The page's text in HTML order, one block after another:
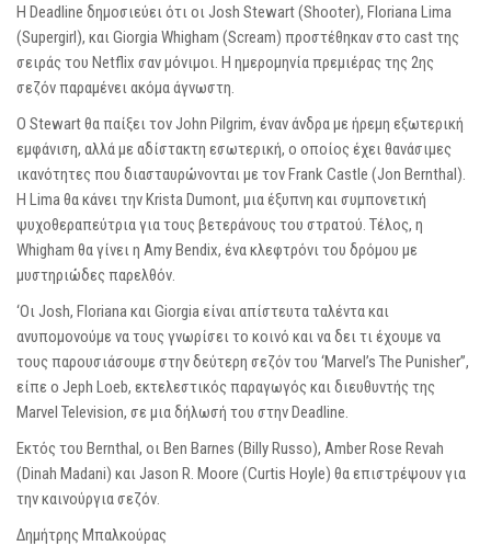
Η Deadline δημοσιεύει ότι οι Josh Stewart (Shooter), Floriana Lima
(Supergirl), και Giorgia Whigham (Scream) προστέθηκαν στο cast της
σειράς του Netflix σαν μόνιμοι. Η ημερομηνία πρεμιέρας της 2ης
σεζόν παραμένει ακόμα άγνωστη.
Ο Stewart θα παίξει τον John Pilgrim, έναν άνδρα με ήρεμη εξωτερική
εμφάνιση, αλλά με αδίστακτη εσωτερική, ο οποίος έχει θανάσιμες
ικανότητες που διασταυρώνονται με τον Frank Castle (Jon Bernthal).
Η Lima θα κάνει την Krista Dumont, μια έξυπνη και συμπονετική
ψυχοθεραπεύτρια για τους βετεράνους του στρατού. Tέλος, η
Whigham θα γίνει η Amy Bendix, ένα κλεφτρόνι του δρόμου με
μυστηριώδες παρελθόν.
‘Οι Josh, Floriana και Giorgia είναι απίστευτα ταλέντα και
ανυπομονούμε να τους γνωρίσει το κοινό και να δει τι έχουμε να
τους παρουσιάσουμε στην δεύτερη σεζόν του ‘Marvel’s The Punisher”,
είπε ο Jeph Loeb, εκτελεστικός παραγωγός και διευθυντής της
Marvel Television, σε μια δήλωσή του στην Deadline.
Εκτός του Bernthal, οι Ben Barnes (Billy Russo), Amber Rose Revah
(Dinah Madani) και Jason R. Moore (Curtis Hoyle) θα επιστρέψουν για
την καινούργια σεζόν.
Δημήτρης Μπαλκούρας